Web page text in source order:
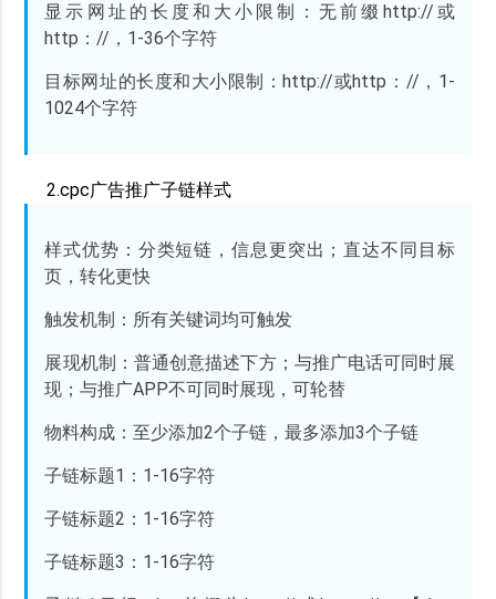
显示网址的长度和大小限制：无前缀http://或
http：//，1-36个字符
目标网址的长度和大小限制：http://或http：//，1-
1024个字符
2.cpc广告推广子链样式
样式优势：分类短链，信息更突出；直达不同目标
页，转化更快
触发机制：所有关键词均可触发
展现机制：普通创意描述下方；与推广电话可同时展
现；与推广APP不可同时展现，可轮替
物料构成：至少添加2个子链，最多添加3个子链
子链标题1：1-16字符
子链标题2：1-16字符
子链标题3：1-16字符